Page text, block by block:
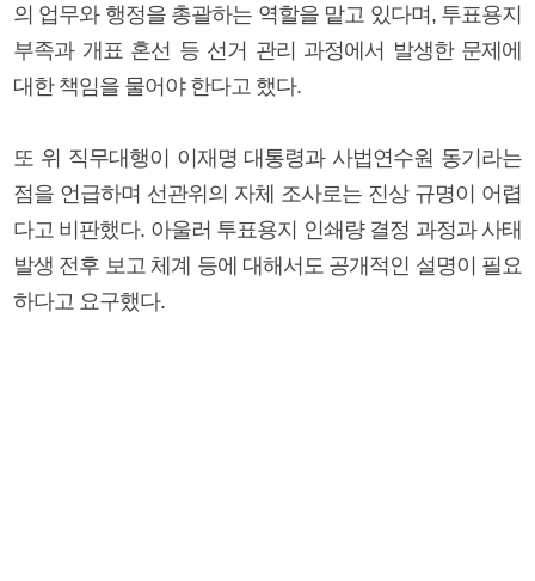
의 업무와 행정을 총괄하는 역할을 맡고 있다며, 투표용지
부족과 개표 혼선 등 선거 관리 과정에서 발생한 문제에
대한 책임을 물어야 한다고 했다.
또 위 직무대행이 이재명 대통령과 사법연수원 동기라는
점을 언급하며 선관위의 자체 조사로는 진상 규명이 어렵
다고 비판했다. 아울러 투표용지 인쇄량 결정 과정과 사태
발생 전후 보고 체계 등에 대해서도 공개적인 설명이 필요
하다고 요구했다.